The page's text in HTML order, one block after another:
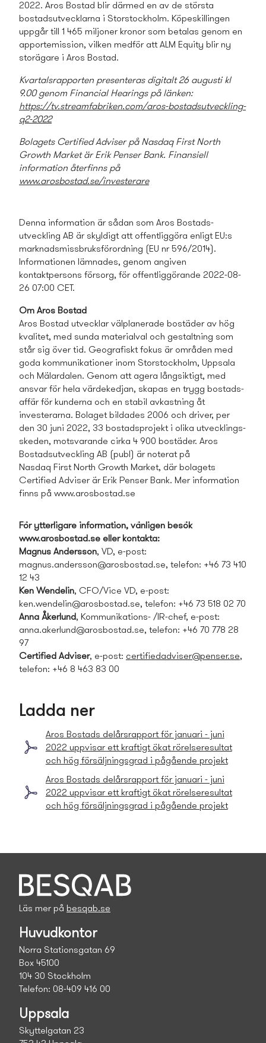
2022. Aros Bostad blir därmed en av de största
bostads­utvecklarna i Storstockholm. Köpeskillingen
uppgår till 1 465 miljoner kronor som betalas genom en
apportemission, vilken medför att ALM Equity blir ny
storägare i Aros Bostad.
Kvartalsrapporten presenteras digitalt 26 augusti kl
9.00 genom Financial Hearings på länken:
https://tv.streamfabriken.com/aros-bostads­utveckling-
q2-2022
Bolagets Certified Adviser på Nasdaq First North
Growth Market är Erik Penser Bank. Finansiell
information återfinns på
www.arosbostad.se/investerare
Denna information är sådan som Aros Bostads­
utveckling AB är skyldigt att offentliggöra enligt EU:s
marknadsmissbruksförordning (EU nr 596/2014).
Informationen lämnades, genom angiven
kontaktpersons försorg, för offentliggörande 2022-08-
26 07:00 CET.
Om Aros Bostad
Aros Bostad utvecklar välplanerade bostäder av hög
kvalitet, med sunda materialval och gestaltning som
står sig över tid. Geografiskt fokus är områden med
goda kommunikationer inom Storstockholm, Uppsala
och Mälardalen. Genom att agera långsiktigt, med
ansvar för hela värdekedjan, skapas en trygg bostads­
affär för kunderna och en stabil avkastning åt
investerarna. Bolaget bildades 2006 och driver, per
den 30 juni 2022, 33 bostads­projekt i olika utvecklings­
skeden, motsvarande cirka 4 900 bostäder. Aros
Bostads­utveckling AB (publ) är noterat på
Nasdaq First North Growth Market, där bolagets
Certified Adviser är Erik Penser Bank. Mer information
finns på www.arosbostad.se
För ytterligare information, vänligen besök
www.arosbostad.se eller kontakta:
Magnus Andersson, VD, e-post:
magnus.andersson@arosbostad.se, telefon: +46 73 410
12 43
Ken Wendelin, CFO/Vice VD, e-post:
ken.wendelin@arosbostad.se, telefon: +46 73 518 02 70
Anna Åkerlund, Kommunikations- /IR-chef, e-post:
anna.akerlund@arosbostad.se, telefon: +46 70 778 28
97
Certified Adviser, e-post: certifiedadviser@penser.se,
telefon: +46 8 463 83 00
Ladda ner
Aros Bostads­ delårsrapport för januari - juni
2022 uppvisar ett kraftigt ökat rörelseresultat
och hög försäljningsgrad i pågående projekt
Aros Bostads­ delårsrapport för januari - juni
2022 uppvisar ett kraftigt ökat rörelseresultat
och hög försäljningsgrad i pågående projekt
Läs mer på besqab.se
Huvudkontor
Norra Stationsgatan 69
Box 45100
104 30 Stockholm
Telefon: 08-409 416 00
Uppsala
Skyttelgatan 23